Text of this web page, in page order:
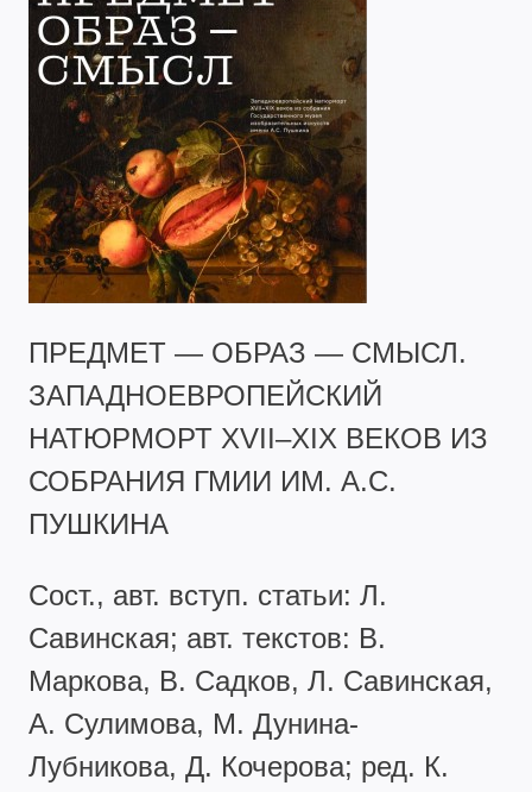
ПРЕДМЕТ — ОБРАЗ — СМЫСЛ.
ЗАПАДНОЕВРОПЕЙСКИЙ
НАТЮРМОРТ XVII–XIX ВЕКОВ ИЗ
СОБРАНИЯ ГМИИ ИМ. А.С.
ПУШКИНА
Сост., авт. вступ. статьи: Л.
Савинская; авт. текстов: В.
Маркова, В. Садков, Л. Савинская,
А. Сулимова, М. Дунина-
Лубникова, Д. Кочерова; ред. К.